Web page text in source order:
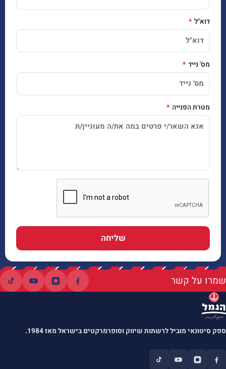
דוא"ל
מס' נייד
מטרת הפנייה
שליחה
שמרו על קשר
ספק סיטונאי מוביל לרשתות שיווק וסופרמרקטים בישראל מאז 1984.